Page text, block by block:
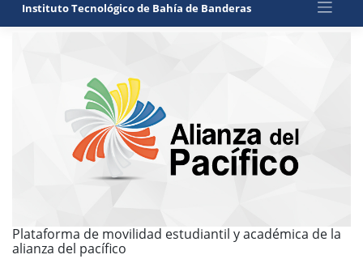
Instituto Tecnológico de Bahía de Banderas
Plataforma de movilidad estudiantil y académica de la
alianza del pacífico